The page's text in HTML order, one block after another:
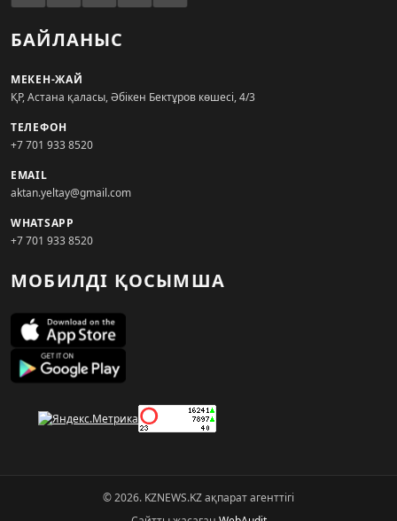
БАЙЛАНЫС
МЕКЕН-ЖАЙ
ҚР, Астана қаласы, Әбікен Бектұров көшесі, 4/3
ТЕЛЕФОН
+7 701 933 8520
EMAIL
aktan.yeltay@gmail.com
WHATSAPP
+7 701 933 8520
МОБИЛДІ ҚОСЫМША
© 2026. KZNEWS.KZ ақпарат агенттігі